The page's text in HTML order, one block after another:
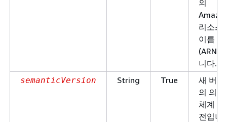
의
리소스
이름
(ARN)입
니다.
semanticVersion String True
새 버전
의 의미
체계 버
전입니